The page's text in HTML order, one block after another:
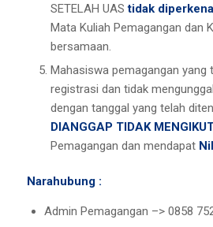
SETELAH UAS tidak
Mata Kuliah Pemagangan dan
bersamaan.
Mahasiswa pemagangan yang
registrasi dan tidak
dengan tanggal yang telah
DIANGGAP TIDAK
Pemagangan dan mendapat
Narahubung :
Admin Pemagangan –> 0858